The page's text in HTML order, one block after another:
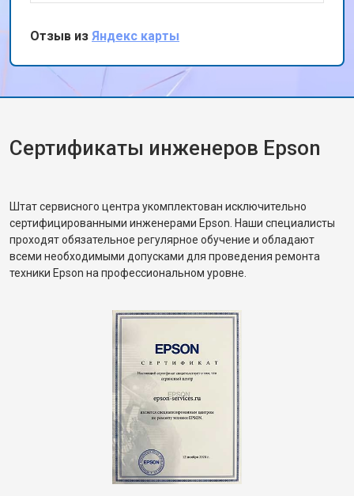
теперь работает безупречно. Спасибо за
быстрый и качественный сервис!
Отзыв из Яндекс карты
Сертификаты инженеров Epson
Штат сервисного центра укомплектован исключительно
сертифицированными инженерами Epson. Наши специалисты
проходят обязательное регулярное обучение и обладают
всеми необходимыми допусками для проведения ремонта
техники Epson на профессиональном уровне.